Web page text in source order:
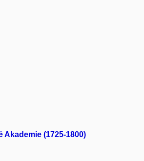
(1725-1800)